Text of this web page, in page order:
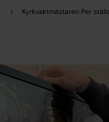
Kyrkvaktmästaren Per